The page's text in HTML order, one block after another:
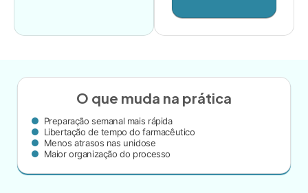
O que muda na prática
Preparação semanal mais rápida
Libertação de tempo do farmacêutico
Menos atrasos nas unidose
Maior organização do processo